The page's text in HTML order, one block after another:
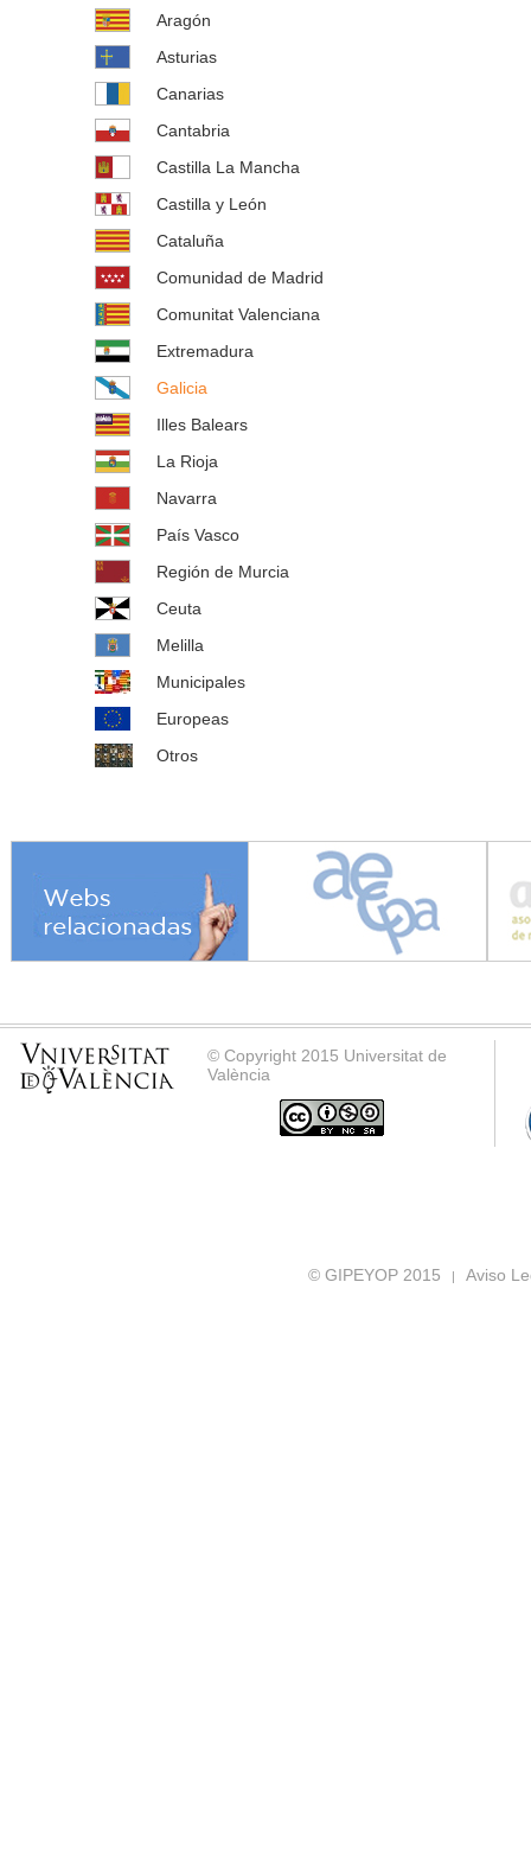
Aragón
Asturias
Canarias
Cantabria
Castilla La Mancha
Castilla y León
Cataluña
Comunidad de Madrid
Comunitat Valenciana
Extremadura
Galicia
Illes Balears
La Rioja
Navarra
País Vasco
Región de Murcia
Ceuta
Melilla
Municipales
Europeas
Otros
© Copyright 2015 Universitat de
València
© GIPEYOP 2015 | Aviso